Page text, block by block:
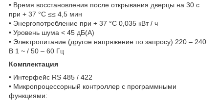
• Время восстановления после открывания дверцы на 30 с
при + 37 °С ≤≤ 4,5 мин
• Энергопотребление при + 37 °С 0,035 кВт / ч
• Уровень шума < 45 дБ(A)
• Электропитание (другое напряжение по запросу) 220 – 240
В 1 ~ / 50 – 60 Гц
Комплектация
• Интерфейс RS 485 / 422
• Микропроцессорный контроллер с программными
функциями: